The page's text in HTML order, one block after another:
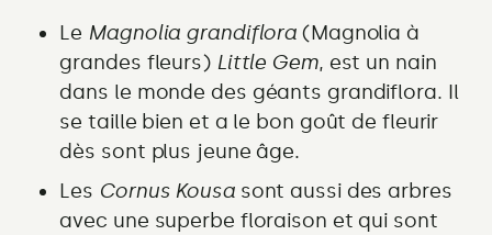
Le Magnolia grandiflora (Magnolia à
grandes fleurs) Little Gem, est un nain
dans le monde des géants grandiflora. Il
se taille bien et a le bon goût de fleurir
dès sont plus jeune âge.
Les Cornus Kousa sont aussi des arbres
avec une superbe floraison et qui sont